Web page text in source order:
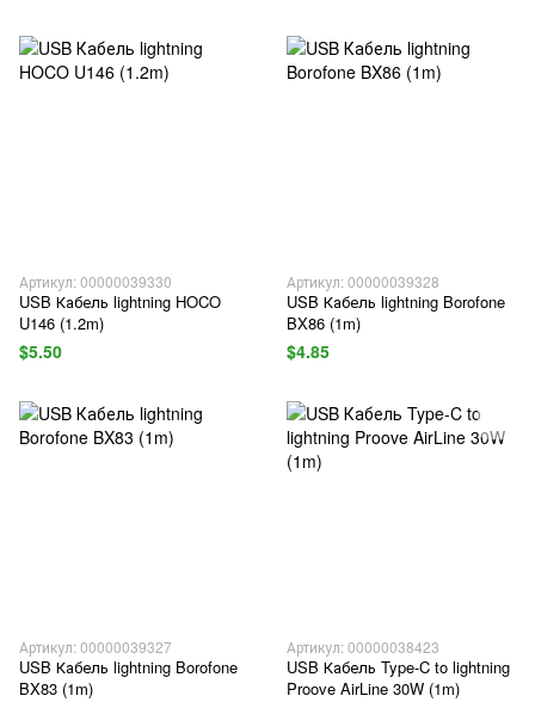
Артикул: 00000039330
USB Кабель lightning HOCO
U146 (1.2m)
$5.50
Артикул: 00000039328
USB Кабель lightning Borofone
BX86 (1m)
$4.85
Артикул: 00000039327
USB Кабель lightning Borofone
BX83 (1m)
Артикул: 00000038423
USB Кабель Type-C to lightning
Proove AirLine 30W (1m)